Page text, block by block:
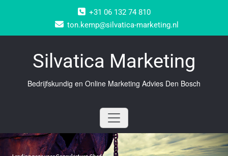
+31 06 132 74 810
ton.kemp@silvatica-marketing.nl
Silvatica Marketing
Bedrijfskundig en Online Marketing Advies Den Bosch